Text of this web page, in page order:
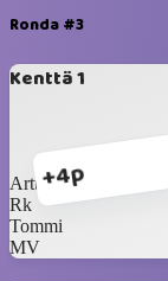
Ronda #3
Kenttä 1
+4p
Arttu
Rk
Tommi
MV